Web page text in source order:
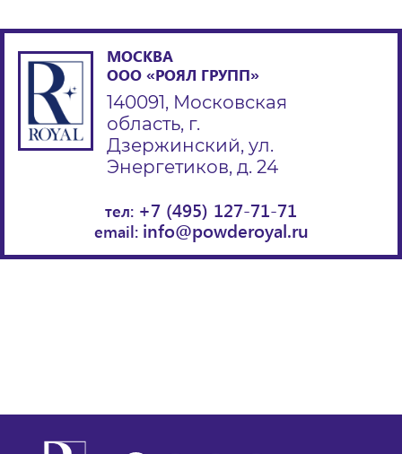
МОСКВА
ООО «РОЯЛ ГРУПП»
140091, Московская
область, г.
Дзержинский, ул.
Энергетиков, д. 24
тел: +7 (495) 127-71-71
email: info@powderoyal.ru